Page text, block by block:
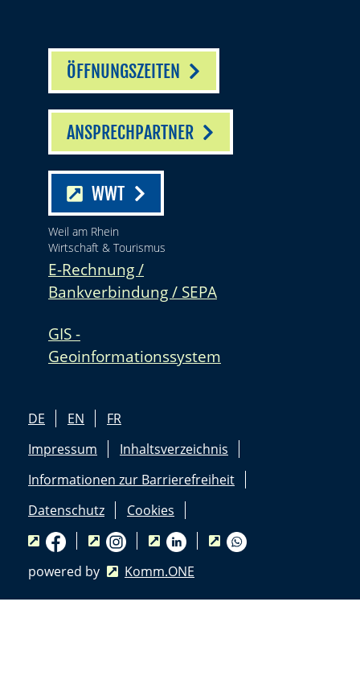
ÖFFNUNGSZEITEN
ANSPRECHPARTNER
WWT
Weil am Rhein
Wirtschaft & Tourismus
E-Rechnung /
Bankverbindung / SEPA
GIS -
Geoinformationssystem
DE EN
FR
Impressum
Inhaltsverzeichnis
Informationen zur Barrierefreiheit
Datenschutz
Cookies
powered by Komm.ONE